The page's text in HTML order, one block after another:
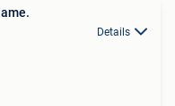
Details